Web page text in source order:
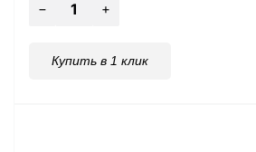
Купить в 1 клик